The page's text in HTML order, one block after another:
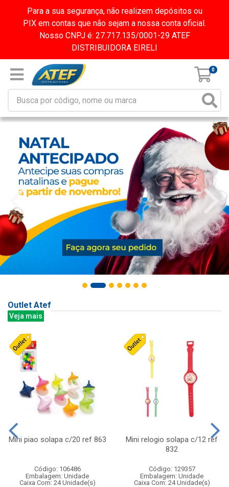
Para a sua segurança, não realizem depósitos ou
PIX em contas que não sejam a nossa conta oficial.
Nosso CNPJ é: 27.717.135/0001-29 ATEF
DISTRIBUIDORA EIRELI
0
Outlet Atef
Veja mais
Mini piao solapa c/20 ref 863
Código: 106486
Embalagem: Unidade
Caixa Com: 24 Unidade(s)
Mini relogio solapa c/12 ref
832
Código: 129357
Embalagem: Unidade
Caixa Com: 24 Unidade(s)